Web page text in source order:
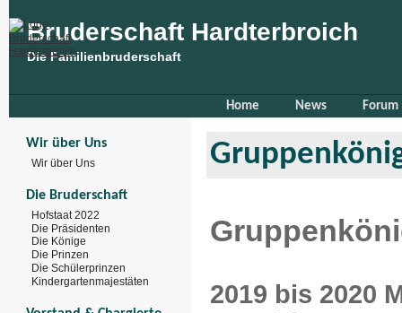
Bruderschaft Hardterbroich
Die Familienbruderschaft
Home News Forum
Wir über Uns
Wir über Uns
Die Bruderschaft
Hofstaat 2022
Die Präsidenten
Die Könige
Die Prinzen
Die Schülerprinzen
Kindergartenmajestäten
2019 bis 2020